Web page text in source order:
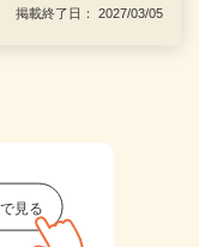
掲載終了日： 2027/03/05